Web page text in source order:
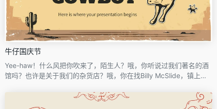
牛仔国庆节
Yee-haw！什么风把你吹来了，陌生人？哦，你听说过我们著名的酒
馆吗？也许是关于我们的杂货店？哦，你在找Billy McSlide，镇上最
庆节做演讲。我听说他喜欢在幻灯片中加入主题贴纸、有插图的背景
以及在任何西部小镇随处可见的字体。